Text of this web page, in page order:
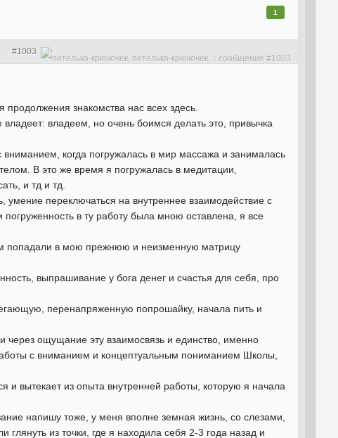
1
#1003
продолжения знакомства нас всех здесь.
владеем, но очень боимся делать это, привычка
когда погружалась в мир массажа и занималась
В это же время я погружалась в медитации,
и тд и тд.
переключаться на внутреннее взаимодействие с
в ту работу была мною оставлена, я все
попадали в мою прежнюю и неизменную матрицу
выпрашивание у бога денег и счастья для себя, про
перенапряженную попрошайку, начала пить и
через ощущание эту взаимосвязь и единство, именно
с вниманием и концептуальным пониманием Школы,
вытекает из опыта внутренней работы, которую я начала
напишу тоже, у меня вполне земная жизнь, со слезами,
из точки, где я находила себя 2-3 года назад и